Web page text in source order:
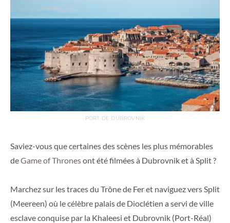
PORT DE DUBROVNIK
Saviez-vous que certaines des scènes les plus mémorables
deGame of Thronesont été filmées à Dubrovnik et à Split ?
Marchez sur les traces du Trône de Fer et naviguez vers Split
(Meereen) où le célèbre palais de Dioclétien a servi de ville
esclave conquise par la Khaleesi et Dubrovnik (Port-Réal)